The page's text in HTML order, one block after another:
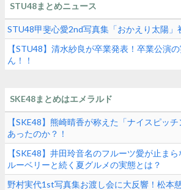
STU48まとめニュース
STU48甲斐心愛2nd写真集「おかえり太陽」
【STU48】清水紗良が卒業発表！卒業公演
ん！！
SKE48まとめはエメラルド
【SKE48】熊崎晴香が称えた「ナイスピッ
あったのか？！
【SKE48】井田玲音名のフルーツ愛が止ま
ルーベリーと続く夏グルメの実態とは？
野村実代1st写真集お渡し会に大反響！松本